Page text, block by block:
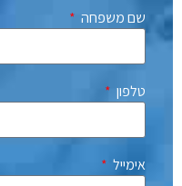
שם משפחה
טלפון
אימייל